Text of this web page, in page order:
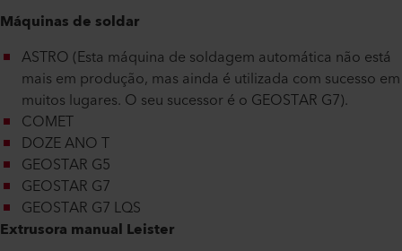
Máquinas de soldar
ASTRO (Esta máquina de soldagem automática não está
mais em produção, mas ainda é utilizada com sucesso em
muitos lugares. O seu sucessor é o GEOSTAR G7).
COMET
DOZE ANO T
GEOSTAR G5
GEOSTAR G7
GEOSTAR G7 LQS
Extrusora manual Leister